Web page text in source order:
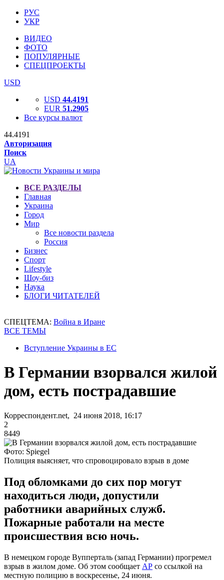
РУС
УКР
ВИДЕО
ФОТО
ПОПУЛЯРНЫЕ
СПЕЦПРОЕКТЫ
USD
USD 44.4191
EUR 51.2905
Все курсы валют
44.4191
Авторизация
Поиск
UA
ВСЕ РАЗДЕЛЫ
Главная
Украина
Город
Мир
Все новости раздела
Россия
Бизнес
Спорт
Lifestyle
Шоу-биз
Наука
БЛОГИ ЧИТАТЕЛЕЙ
СПЕЦТЕМА: Война в Иране
ВСЕ ТЕМЫ
Вступление Украины в ЕС
В Германии взорвался жилой
дом, есть пострадавшие
Корреспондент.net, 24 июня 2018, 16:17
2
8449
Фото: Spiegel
Полиция выясняет, что спровоцировало взрыв в доме
Под обломками до сих пор могут
находиться люди, допустили
работники аварийных служб.
Пожарные работали на месте
происшествия всю ночь.
В немецком городе Вупперталь (запад Германии) прогремел
взрыв в жилом доме. Об этом сообщает АР со ссылкой на
местную полицию в воскресенье, 24 июня.